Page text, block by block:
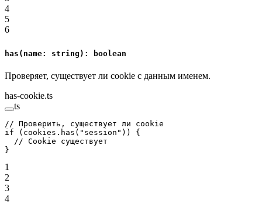
4
5
6
has(name: string): boolean
Проверяет, существует ли cookie с данным именем.
has-cookie.ts
ts
// Проверить, существует ли cookie
if (cookies. has ( "session" )) {
  // Cookie существует
}
1
2
3
4